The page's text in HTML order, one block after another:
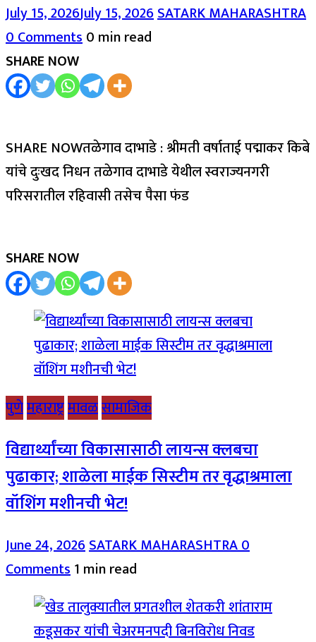
July 15, 2026July 15, 2026SATARK MAHARASHTRA
0 Comments0 min read
SHARE NOW
SHARE NOWतळेगाव दाभाडे : श्रीमती वर्षाताई पद्माकर किबे
यांचे दुःखद निधन तळेगाव दाभाडे येथील स्वराज्यनगरी
परिसरातील रहिवासी तसेच पैसा फंड
SHARE NOW
पुणेमहाराष्ट्रमावळसामाजिक
विद्यार्थ्यांच्या विकासासाठी लायन्स क्लबचा
पुढाकार; शाळेला माईक सिस्टीम तर वृद्धाश्रमाला
वॉशिंग मशीनची भेट!
June 24, 2026SATARK MAHARASHTRA0
Comments1 min read